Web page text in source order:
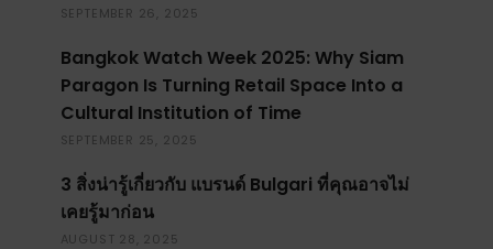
SEPTEMBER 26, 2025
Bangkok Watch Week 2025: Why Siam
Paragon Is Turning Retail Space Into a
Cultural Institution of Time
SEPTEMBER 25, 2025
3 สิ่งน่ารู้เกี่ยวกับ แบรนด์ Bulgari ที่คุณอาจไม่
เคยรู้มาก่อน
AUGUST 28, 2025